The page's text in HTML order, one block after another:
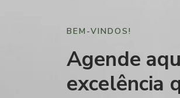
BEM-VINDOS!
Agende
excelência